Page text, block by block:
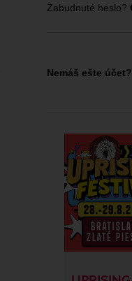
Zabudnuté heslo?
Nemáš ešte účet?